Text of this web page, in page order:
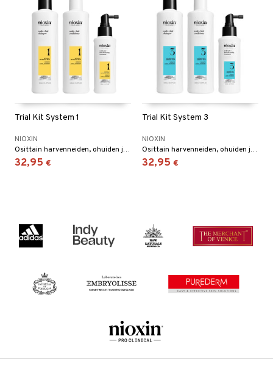
Trial Kit System 1
NIOXIN
Osittain harvenneiden, ohuiden ja käsittelemättömien hiusten hoito.
32,95 €
Trial Kit System 3
NIOXIN
Osittain harvenneiden, ohuiden ja kemiallisesti käsiteltyjen hiusten hoito.
32,95 €